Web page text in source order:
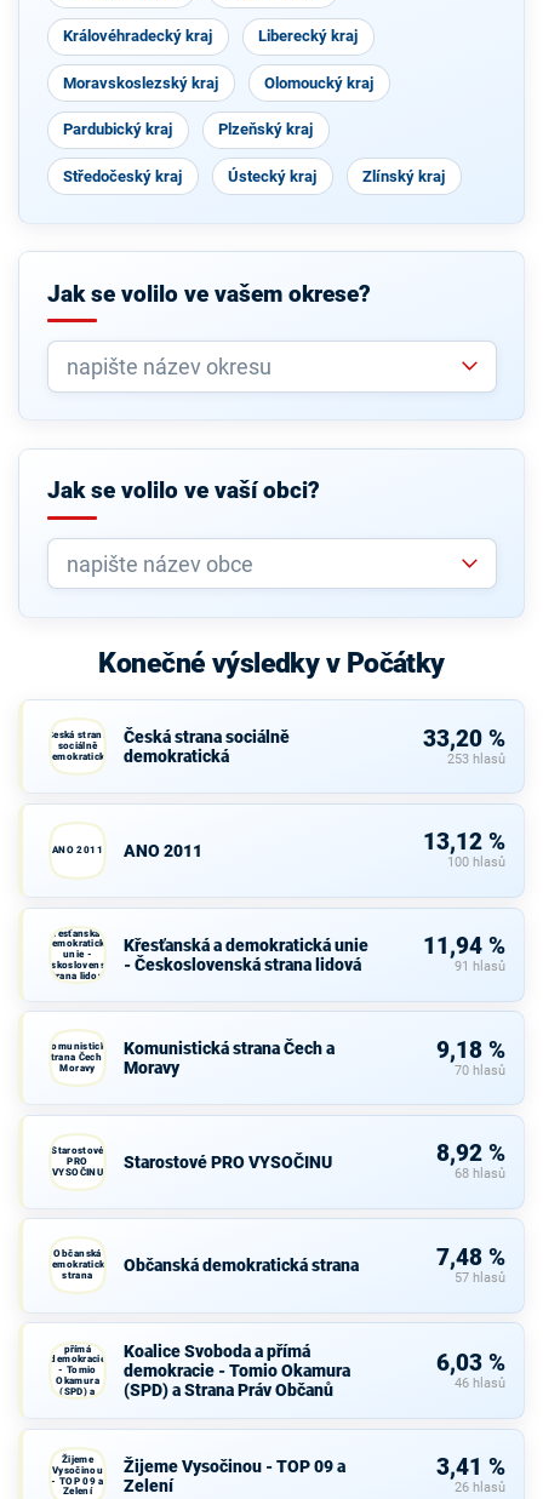
Královéhradecký kraj Liberecký kraj
Moravskoslezský kraj Olomoucký kraj
Pardubický kraj Plzeňský kraj
Středočeský kraj Ústecký kraj Zlínský kraj
Jak se volilo ve vašem okrese?
Jak se volilo ve vaší obci?
Konečné výsledky v Počátky
Česká strana
sociálně
demokratická
Česká strana sociálně
demokratická
33,20 %
253 hlasů
ANO 2011 ANO 2011 13,12 %
100 hlasů
Křesťanská a
demokratická
unie -
Československá
strana lidová
Křesťanská a demokratická unie
- Československá strana lidová
11,94 %
91 hlasů
Komunistická
strana Čech a
Moravy
Komunistická strana Čech a
Moravy
9,18 %
70 hlasů
Starostové
PRO
VYSOČINU
Starostové PRO VYSOČINU 8,92 %
68 hlasů
Občanská
demokratická
strana
Občanská demokratická strana 7,48 %
57 hlasů
přímá
demokracie
- Tomio
Okamura
(SPD) a
Strana Práv
Koalice Svoboda a přímá
demokracie - Tomio Okamura
(SPD) a Strana Práv Občanů
6,03 %
46 hlasů
Žijeme
Vysočinou
- TOP 09 a
Zelení
Žijeme Vysočinou - TOP 09 a
Zelení
3,41 %
26 hlasů